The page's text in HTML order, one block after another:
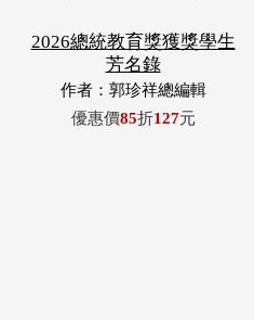
2026總統教育獎獲獎學生
芳名錄
作者：郭珍祥總編輯
優惠價85折127元